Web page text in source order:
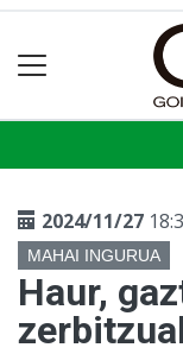
2024/11/27
MAHAI INGURUA
Haur,